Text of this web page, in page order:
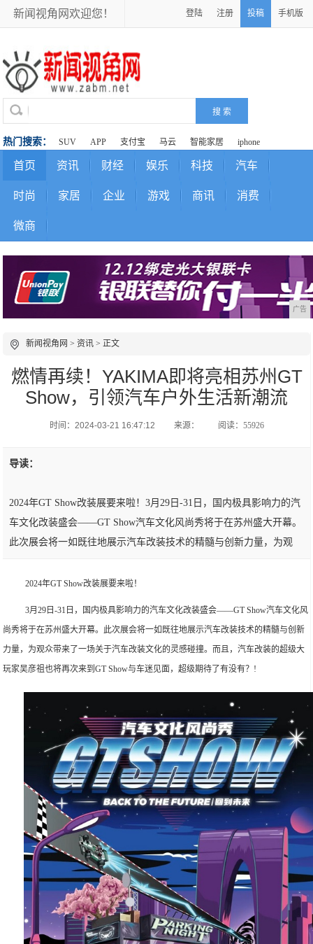
新闻视角网欢迎您！ 登陆 注册 投稿 手机版
热门搜索： SUV APP 支付宝 马云 智能家居 iphone
首页 资讯 财经 娱乐 科技 汽车
时尚 家居 企业 游戏 商讯 消费
微商
广告
新闻视角网 >资讯 > 正文
燃情再续！YAKIMA即将亮相苏州GT
Show，引领汽车户外生活新潮流
时间：2024-03-21 16:47:12 来源： 阅读：55926
导读：
2024年GT Show改装展要来啦！3月29日-31日，国内极具影响力的汽
车文化改装盛会——GT Show汽车文化风尚秀将于在苏州盛大开幕。
此次展会将一如既往地展示汽车改装技术的精髓与创新力量，为观
2024年GT Show改装展要来啦！
3月29日-31日，国内极具影响力的汽车文化改装盛会——GT Show汽车文化风
尚秀将于在苏州盛大开幕。此次展会将一如既往地展示汽车改装技术的精髓与创新
力量，为观众带来了一场关于汽车改装文化的灵感碰撞。而且，汽车改装的超级大
玩家吴彦祖也将再次来到GT Show与车迷见面，超级期待了有没有？!